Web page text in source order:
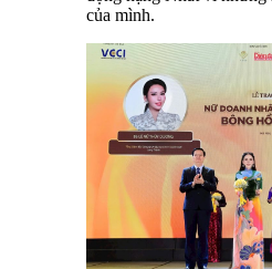
của mình.